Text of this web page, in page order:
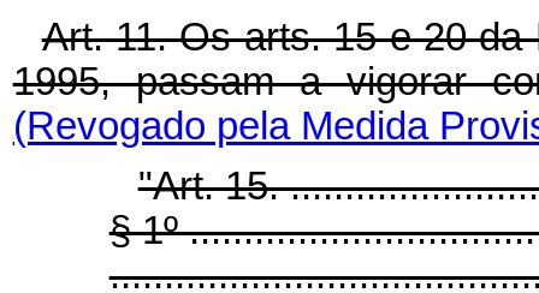
Art. 11. Os arts. 15 e 20 da
1995, passam a vigorar
(Revogado pela Medida
"Art. 15.
§ 1º